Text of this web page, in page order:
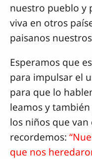
nuestro pueblo y
viva en otros
paisanos
Esperamos que
para impulsar el
para que lo
leamos y
los niños que
recordemos:
que nos